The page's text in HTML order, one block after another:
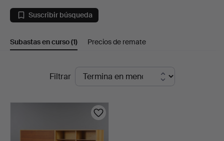
estanterías
en
Hammarö
Auktionsverk
Suscribir búsqueda
Subastas en curso(1) Precios de remate
SubastasFiltrar